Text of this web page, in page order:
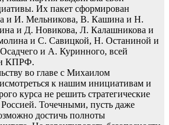
Их пакет сформирован
и И. Мельникова, В. Кашина и Н.
и Д. Новикова, Л. Калашникова и
и С. Савицкой, Н. Останиной и
и А. Куринного, всей
КПРФ.
во главе с Михаилом
к нашим инициативам и
курса не решить стратегические
Россией. Точечными, пусть даже
достичь полноты